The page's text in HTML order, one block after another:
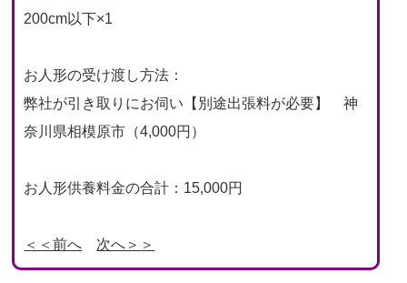
200cm以下×1
お人形の受け渡し方法：
弊社が引き取りにお伺い【別途出張料が必要】 神
奈川県相模原市（4,000円）
お人形供養料金の合計：15,000円
＜＜前へ 次へ＞＞